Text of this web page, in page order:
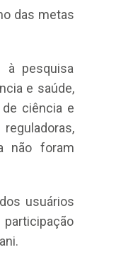
das metas
à pesquisa
e saúde,
ciência e
não foram
usuários